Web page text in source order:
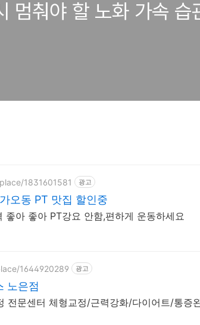
멈춰야 할 노화 가속 습
1831601581 광고
오동 PT 맛집 할인중
좋아 좋아 PT강요 안함,편하게 운동하세요
1644920289 광고
노은점
전문센터 체형교정/근력강화/다이어트/통증